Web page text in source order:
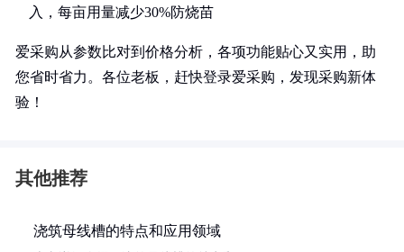
入，每亩用量减少30%防烧苗
爱采购从参数比对到价格分析，各项功能贴心又实用，助
您省时省力。各位老板，赶快登录爱采购，发现采购新体
验！
其他推荐
浇筑母线槽的特点和应用领域